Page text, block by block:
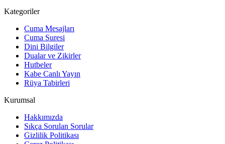
Kategoriler
Cuma Mesajları
Cuma Suresi
Dini Bilgiler
Dualar ve Zikirler
Hutbeler
Kabe Canlı Yayın
Rüya Tabirleri
Kurumsal
Hakkımızda
Sıkça Sorulan Sorular
Gizlilik Politikası